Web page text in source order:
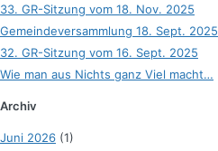
33. GR-Sitzung vom 18. Nov. 2025
Gemeindeversammlung 18. Sept. 2025
32. GR-Sitzung vom 16. Sept. 2025
Wie man aus Nichts ganz Viel macht…
Archiv
Juni 2026 (1)